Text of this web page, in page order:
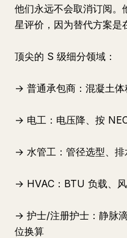
他们永远不会取消订阅。
星评价，因为替代方案是
顶尖的 S 级细分领域：
→ 普通承包商：混凝土
→ 电工：电压降、按
→ 水管工：管径选型、
→ HVAC：BTU 负载、
→ 护士/注册护士：静脉
位换算